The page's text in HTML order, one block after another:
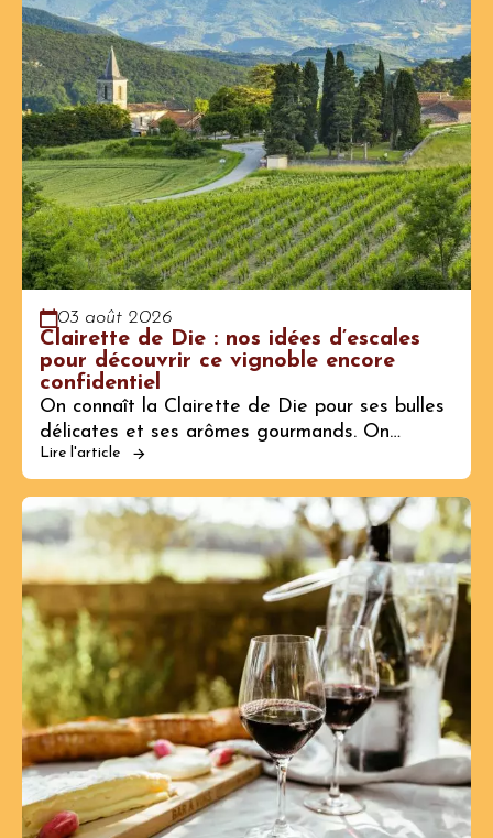
03 août 2026
Clairette de Die : nos idées d’escales
pour découvrir ce vignoble encore
confidentiel
On connaît la Clairette de Die pour ses bulles
délicates et ses arômes gourmands. On…
Lire l'article